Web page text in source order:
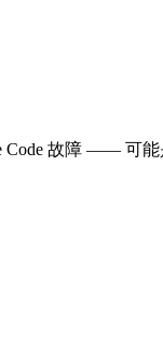
Code 故障 —— 可